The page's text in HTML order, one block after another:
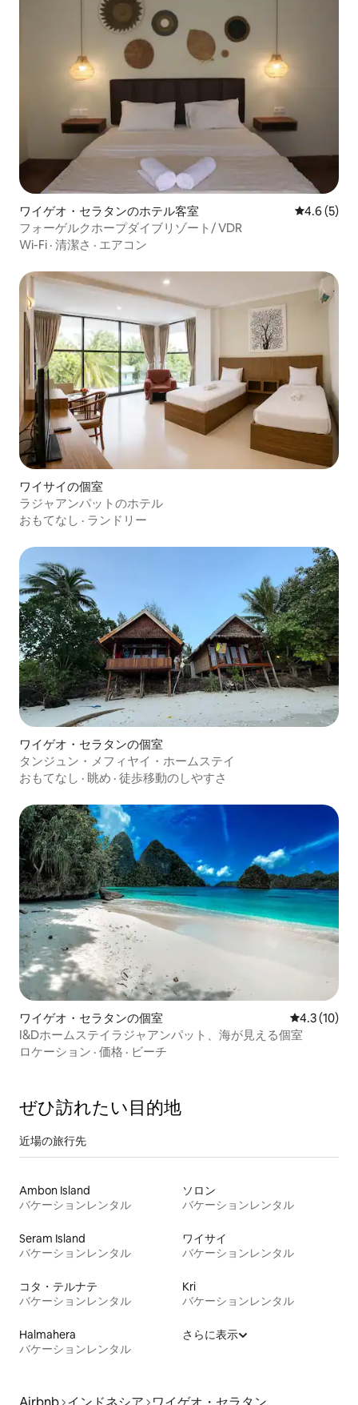
ワイゲオ・セラタンのホテル客室 レビュー5
4.6 (5)
フォーゲルクホープダイブリゾート/ VDR
Wi-Fi · 清潔さ · エアコン
ワイサイの個室
ラジャアンパットのホテル
おもてなし · ランドリー
ワイゲオ・セラタンの個室
タンジュン・メフィヤイ・ホームステイ
おもてなし · 眺め · 徒歩移動のしやすさ
ワイゲオ・セラタンの個室 レビュー10
4.3 (10)
I&Dホームステイラジャアンパット、海が見える個室
ロケーション · 価格 · ビーチ
ぜひ訪⁠れ⁠た⁠い目⁠的⁠地
近場の旅行先
Ambon Island
バケーションレンタル
ソロン
バケーションレンタル
Seram Island
バケーションレンタル
ワイサイ
バケーションレンタル
コタ・テルナテ
バケーションレンタル
Kri
バケーションレンタル
Halmahera
バケーションレンタル
さらに表示